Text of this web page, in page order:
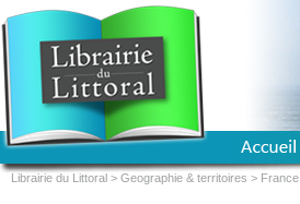
Librairie du Littoral > Geographie & territoires >